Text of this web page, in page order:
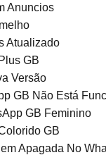
Anuncios
Atualizado
GB
Versão
GB Não Está
GB Feminino
GB
Apagada No